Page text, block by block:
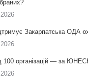
Закарпатська ОДА
100 організацій — за